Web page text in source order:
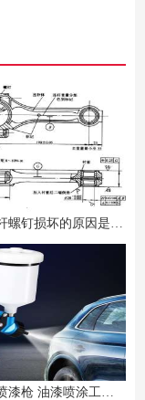
空压机连杆螺钉损坏的原因是什么 ？如何检查？
德国汽车喷漆枪 油漆喷涂工具 上下壶高雾化省漆钣金喷枪